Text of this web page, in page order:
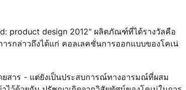
product design 2012" ผลิตภัณฑ์ที่ได้รางวัลคือ
รกล่าวถึงได้แก่ คอลเลคชั่นการออกแบบของโคเน่
สาร - แต่ยังเป็นประสบการณ์ทางอารมณ์ที่ผสม